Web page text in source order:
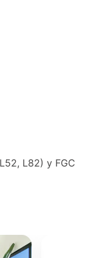
L82) y FGC